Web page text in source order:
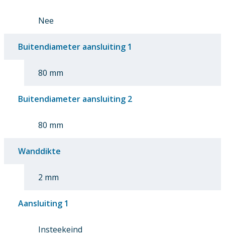
Nee
Buitendiameter aansluiting 1
80 mm
Buitendiameter aansluiting 2
80 mm
Wanddikte
2 mm
Aansluiting 1
Insteekeind